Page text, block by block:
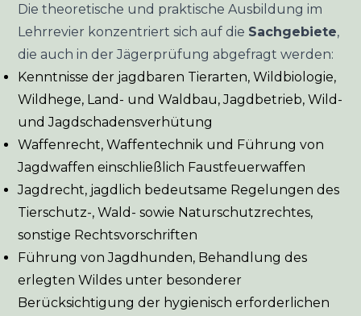
Die theoretische und praktische Ausbildung im
Lehrrevier konzentriert sich auf die Sachgebiete,
die auch in der Jägerprüfung abgefragt werden:
Kenntnisse der jagdbaren Tierarten, Wildbiologie,
Wildhege, Land- und Waldbau, Jagdbetrieb, Wild-
und Jagdschadensverhütung
Waffenrecht, Waffentechnik und Führung von
Jagdwaffen einschließlich Faustfeuerwaffen
Jagdrecht, jagdlich bedeutsame Regelungen des
Tierschutz-, Wald- sowie Naturschutzrechtes,
sonstige Rechtsvorschriften
Führung von Jagdhunden, Behandlung des
erlegten Wildes unter besonderer
Berücksichtigung der hygienisch erforderlichen